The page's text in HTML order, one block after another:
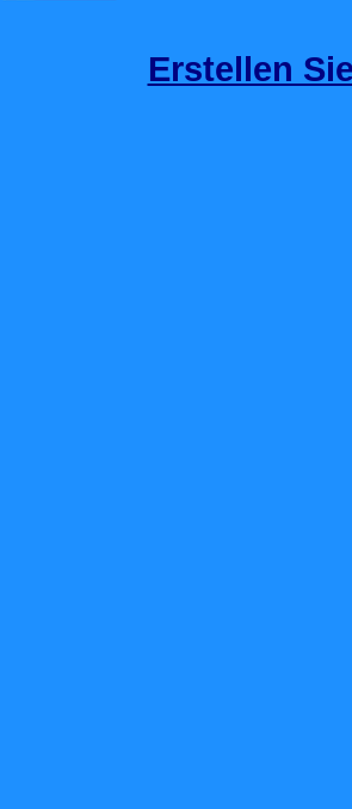
Erstellen